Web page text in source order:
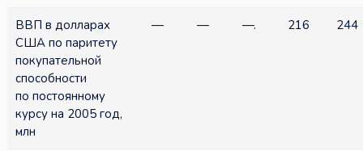
ВВП в долларах
США по паритету
покупательной
способности
по постоянному
курсу на 2005 год,
млн
— — —. 216 244